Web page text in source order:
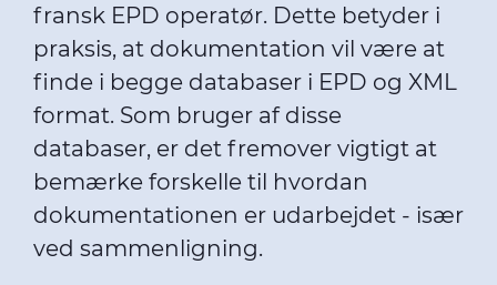
fransk EPD operatør. Dette betyder i
praksis, at dokumentation vil være at
finde i begge databaser i EPD og XML
format. Som bruger af disse
databaser, er det fremover vigtigt at
bemærke forskelle til hvordan
dokumentationen er udarbejdet - især
ved sammenligning.